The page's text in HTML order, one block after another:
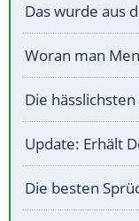
Das wurde aus
Woran man
Die
Update: Erhält
Die besten